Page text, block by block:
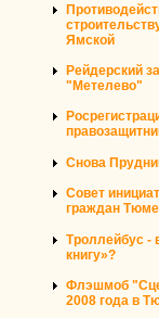
Ямской
Рейдерский
"Метелево"
Снова
Совет
граждан
Троллейбус -
книгу»?
Флэшмоб
2008 года в